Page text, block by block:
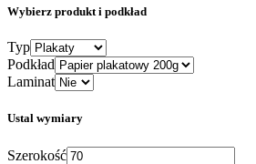
Wybierz produkt i podkład
Typ
Podkład
Laminat
Ustal wymiary
Szerokość